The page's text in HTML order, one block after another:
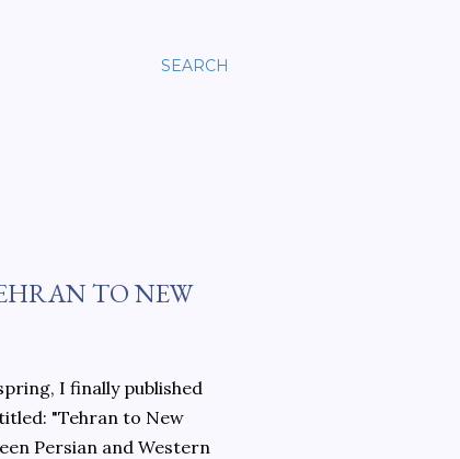
SEARCH
TO NEW
I finally published
"Tehran to New
Persian and Western